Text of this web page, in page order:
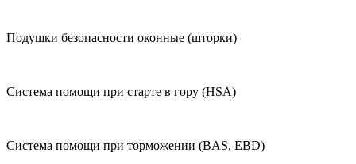
Подушки безопасности оконные (шторки)
Система помощи при старте в гору (HSA)
Система помощи при торможении (BAS, EBD)